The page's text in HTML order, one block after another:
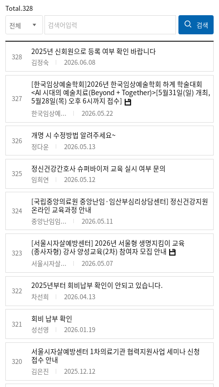
Total.328
검색
328
2025년 신회원으로 등록 여부 확인 바랍니다
김정숙 2026.06.08
327
[한국임상예술학회]2026년 한국임상예술학회 하계 학술대회
<AI 시대의 예술치료(Beyond + Together)>[5월31일(일) 개최,
5월28일(목) 오후 6시까지 접수]
한국임상예... 2026.05.22
326
개명 시 수정방법 알려주세요~
정다운 2026.05.13
325
정신건강간호사 슈퍼바이저 교육 실시 여부 문의
임희연 2026.05.12
324
[국립중앙의료원 중앙난임·임산부심리상담센터] 정신건강지원
온라인 교육과정 안내
중앙난임임... 2026.05.11
323
[서울시자살예방센터] 2026년 서울형 생명지킴이 교육
(종사자형) 강사 양성교육(2차) 참여자 모집 안내
서울시자살... 2026.05.07
322
2025년부터 회비납부 확인이 안되고 있습니다.
차선희 2026.04.13
321
회비 납부 확인
성선영 2026.01.19
320
서울시자살예방센터 1차의료기관 협력지원사업 세미나 신청
접수 안내
김은진 2025.12.12